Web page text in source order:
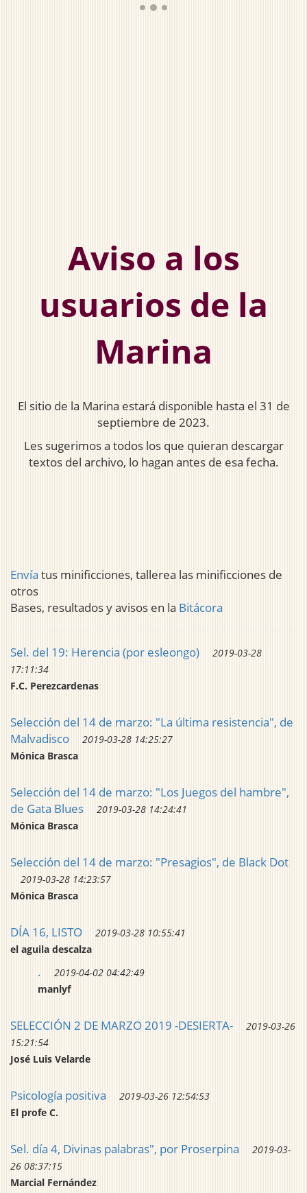
Aviso a los
usuarios de la
Marina
El sitio de la Marina estará disponible hasta el 31 de
septiembre de 2023.
Les sugerimos a todos los que quieran descargar
textos del archivo, lo hagan antes de esa fecha.
Envía tus minificciones, tallerea las minificciones de
otros
Bases, resultados y avisos en la Bitácora
Sel. del 19: Herencia (por esleongo)
2019-03-28
17:11:34
F.C. Perezcardenas
Selección del 14 de marzo: "La última resistencia", de
Malvadisco
2019-03-28 14:25:27
Mónica Brasca
Selección del 14 de marzo: "Los Juegos del hambre",
de Gata Blues
2019-03-28 14:24:41
Mónica Brasca
Selección del 14 de marzo: "Presagios", de Black Dot
2019-03-28 14:23:57
Mónica Brasca
DÍA 16, LISTO
2019-03-28 10:55:41
el aguila descalza
.
2019-04-02 04:42:49
manlyf
SELECCIÓN 2 DE MARZO 2019 -DESIERTA-
2019-03-26
15:21:54
José Luis Velarde
Psicología positiva
2019-03-26 12:54:53
El profe C.
Sel. día 4, Divinas palabras", por Proserpina
2019-03-
26 08:37:15
Marcial Fernández